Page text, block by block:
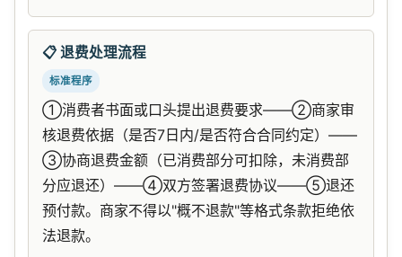
📋 退费处理流程
标准程序
①消费者书面或口头提出退费要求——②商家审
核退费依据（是否7日内/是否符合合同约定）——
③协商退费金额（已消费部分可扣除，未消费部
分应退还）——④双方签署退费协议——⑤退还
预付款。商家不得以"概不退款"等格式条款拒绝依
法退款。